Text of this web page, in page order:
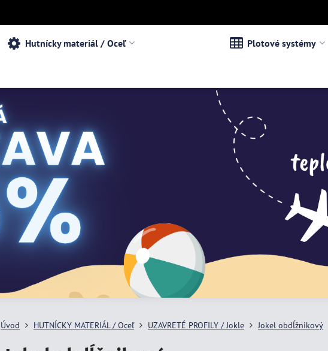
Hutnícky materiál / Oceľ Plotové systémy
Úvod HUTNÍCKY MATERIÁL / Oceľ UZAVRETÉ PROFILY / Jokle Jokel obdĺžnikový